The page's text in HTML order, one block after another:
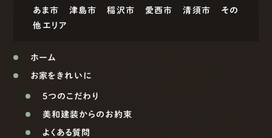
あま市
津島市 稲沢市 愛西市 清須市
その
他エリア
ホーム
お家をきれいに
5つのこだわり
美和建装からのお約束
よくある質問